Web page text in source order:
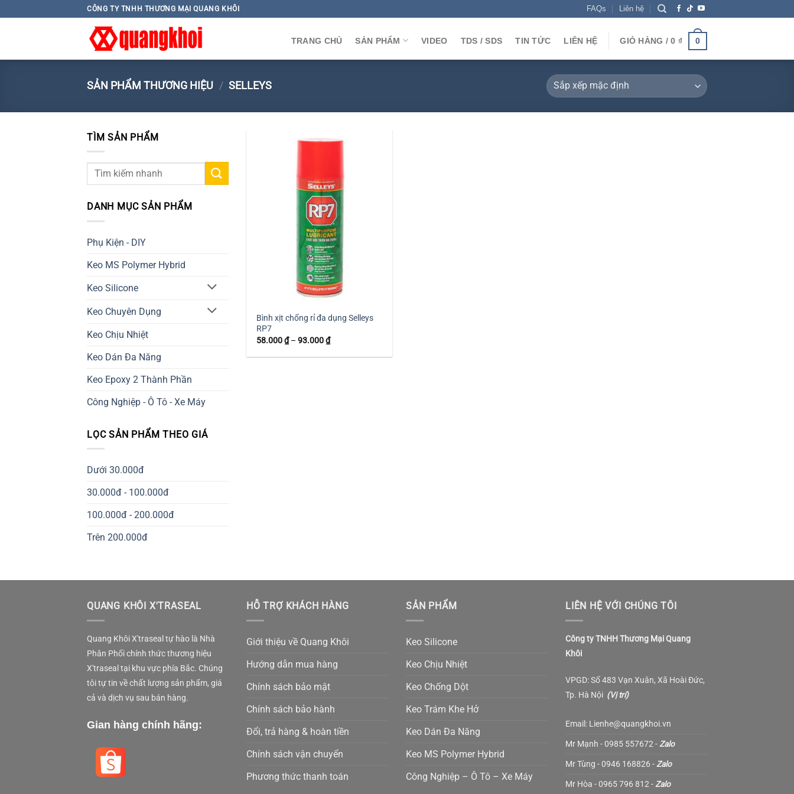
to
CÔNG TY TNHH THƯƠNG MẠI QUANG KHÔI FAQs Liên hệ
TRANG CHỦ SẢN PHẨM VIDEO TDS / SDS TIN TỨC LIÊN HỆ GIỎ HÀNG /0 ₫ 0
SẢN PHẨM THƯƠNG HIỆU / SELLEYS
TÌM SẢN PHẨM
Tìm
kiếm:
DANH MỤC SẢN PHẨM
Phụ Kiện - DIY
Keo MS Polymer Hybrid
Keo Silicone
Keo Chuyên Dụng
Keo Chịu Nhiệt
Keo Dán Đa Năng
Keo Epoxy 2 Thành Phần
Công Nghiệp - Ô Tô - Xe Máy
LỌC SẢN PHẨM THEO GIÁ
Dưới 30.000đ
30.000đ - 100.000đ
100.000đ - 200.000đ
Trên 200.000đ
Bình xịt chống rỉ đa dụng Selleys
RP7
58.000₫ – 93.000₫Khoảng
từ
QUANG KHÔI X'TRASEAL
Quang Khôi X'traseal tự hào là Nhà
Phân Phối chính thức thương hiệu
X'traseal tại khu vực phía Bắc. Chúng
tôi tự tin về chất lượng sản phẩm, giá
cả và dịch vụ sau bán hàng.
Gian hàng chính hãng:
HỖ TRỢ KHÁCH HÀNG
Giới thiệu về Quang Khôi
Hướng dẫn mua hàng
Chính sách bảo mật
Chính sách bảo hành
Đổi, trả hàng & hoàn tiền
Chính sách vận chuyển
Phương thức thanh toán
SẢN PHẨM
Keo Silicone
Keo Chịu Nhiệt
Keo Chống Dột
Keo Trám Khe Hở
Keo Dán Đa Năng
Keo MS Polymer Hybrid
Công Nghiệp – Ô Tô – Xe Máy
LIÊN HỆ VỚI CHÚNG TÔI
Công ty TNHH Thương Mại Quang
Khôi
VPGD: Số 483 Vạn Xuân, Xã Hoài Đức,
Tp. Hà Nội (Vị trí)
Email: Lienhe@quangkhoi.vn
Mr Mạnh - 0985 557672 -Zalo
Mr Tùng - 0946 168826 -Zalo
Mr Hòa - 0965 796 812 -Zalo